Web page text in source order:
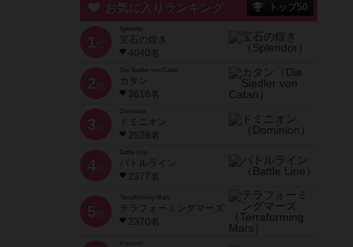
お気に入りランキング トップ50
1 位
宝石の煌き
4040名
2 位
Die Siedler von Catan
カタン
3616名
3 位
ドミニオン
2528名
4位
Battle Line
バトルライン
2377名
5 位
Terraforming Mars
テラフォーミングマーズ
2370名